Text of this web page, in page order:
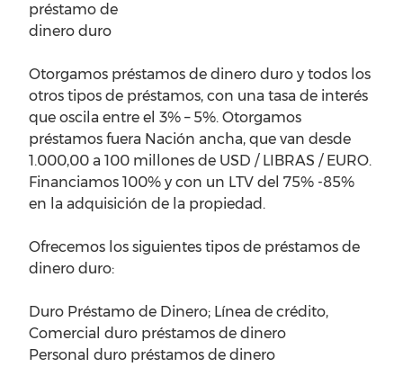
préstamo de
dinero duro
Otorgamos préstamos de dinero duro y todos los
otros tipos de préstamos, con una tasa de interés
que oscila entre el 3% – 5%. Otorgamos
préstamos fuera Nación ancha, que van desde
1.000,00 a 100 millones de USD / LIBRAS / EURO.
Financiamos 100% y con un LTV del 75% -85%
en la adquisición de la propiedad.
Ofrecemos los siguientes tipos de préstamos de
dinero duro:
Duro Préstamo de Dinero; Línea de crédito,
Comercial duro préstamos de dinero
Personal duro préstamos de dinero